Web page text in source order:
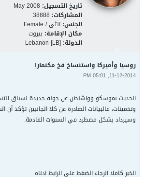
تاريخ التسجيل: May 2008
المشاركات: 38888
الجنس: انثى / Female
مكان الإقامة: بيروت
الدولة: Lebanon [LB]
روسيا وأميركا واستنساخ فخ مكنمارا
11-12-2014, 05:01 PM
الحديث بموسكو وواشنطن عن جولة جديدة لسباق
وتخمينات، فالبيانات الصادرة عن كلا الجانبين تؤكد أن
وسيزداد بشكل مضطرد في السنوات القادمة.
الخبر كاملا الرجاء الضغط على الرابط ادناه